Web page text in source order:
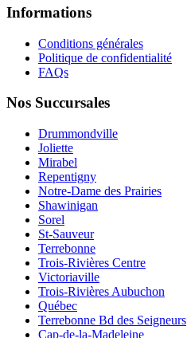
Informations
Conditions générales
Politique de confidentialité
FAQs
Nos Succursales
Drummondville
Joliette
Mirabel
Repentigny
Notre-Dame des Prairies
Shawinigan
Sorel
St-Sauveur
Terrebonne
Trois-Rivières Centre
Victoriaville
Trois-Rivières Aubuchon
Québec
Terrebonne Bd des Seigneurs
Cap-de-la-Madeleine